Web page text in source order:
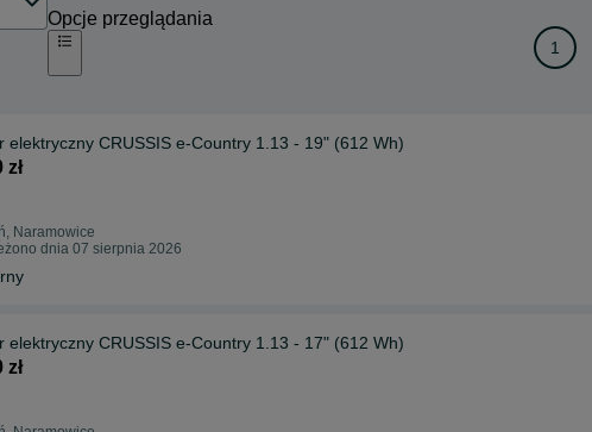
Opcje przeglądania
1
elektryczny CRUSSIS e-Country 1.13 - 19" (612 Wh)
zł
Naramowice
dnia 07 sierpnia 2026
elektryczny CRUSSIS e-Country 1.13 - 17" (612 Wh)
zł